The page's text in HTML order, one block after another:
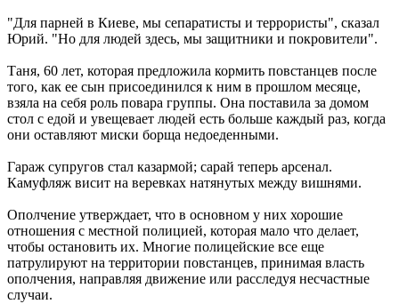
"Для парней в Киеве, мы сепаратисты и террористы", сказал
Юрий. "Но для людей здесь, мы защитники и покровители".
Таня, 60 лет, которая предложила кормить повстанцев после
того, как ее сын присоединился к ним в прошлом месяце,
взяла на себя роль повара группы. Она поставила за домом
стол с едой и увещевает людей есть больше каждый раз, когда
они оставляют миски борща недоеденными.
Гараж супругов стал казармой; сарай теперь арсенал.
Камуфляж висит на веревках натянутых между вишнями.
Ополчение утверждает, что в основном у них хорошие
отношения с местной полицией, которая мало что делает,
чтобы остановить их. Многие полицейские все еще
патрулируют на территории повстанцев, принимая власть
ополчения, направляя движение или расследуя несчастные
случаи.